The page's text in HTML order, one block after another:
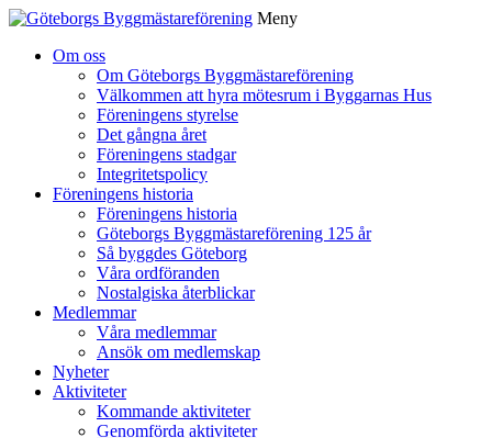
Meny
Om oss
Om Göteborgs Byggmästareförening
Välkommen att hyra mötesrum i Byggarnas Hus
Föreningens styrelse
Det gångna året
Föreningens stadgar
Integritetspolicy
Föreningens historia
Föreningens historia
Göteborgs Byggmästareförening 125 år
Så byggdes Göteborg
Våra ordföranden
Nostalgiska återblickar
Medlemmar
Våra medlemmar
Ansök om medlemskap
Nyheter
Aktiviteter
Kommande aktiviteter
Genomförda aktiviteter